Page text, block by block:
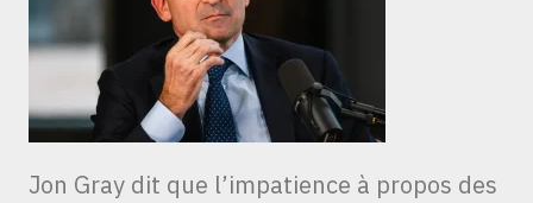
Jon Gray dit que l’impatience à propos des